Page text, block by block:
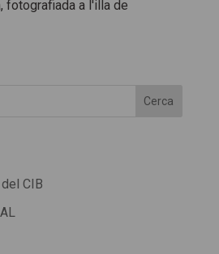
fotografiada a l'illa de
CIB